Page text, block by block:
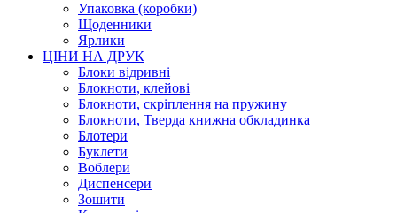
Упаковка (коробки)
Щоденники
Ярлики
ЦІНИ НА ДРУК
Блоки відривні
Блокноти, клейові
Блокноти, скріплення на пружину
Блокноти, Тверда книжна обкладинка
Блотери
Буклети
Воблери
Диспенсери
Зошити